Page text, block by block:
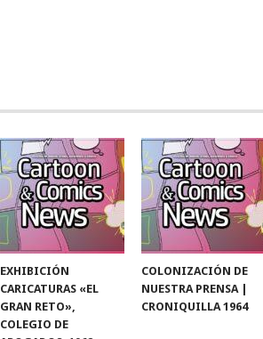
EXHIBICIÓN
CARICATURAS «EL
GRAN RETO»,
COLEGIO DE
COLONIZACIÓN DE
NUESTRA PRENSA |
CRONIQUILLA 1964